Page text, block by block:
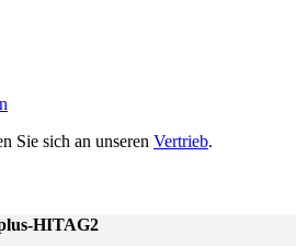
Sie sich an unseren Vertrieb.
HITAG2